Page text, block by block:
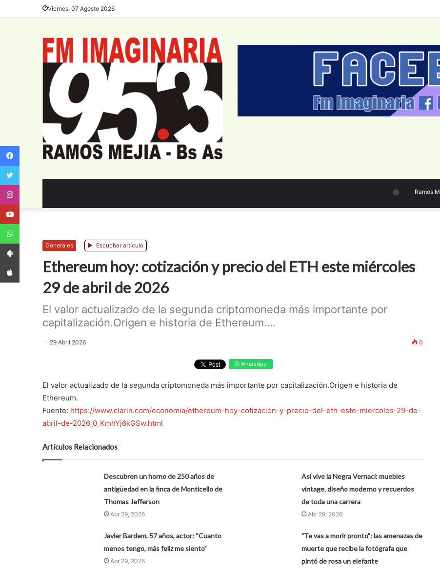
Viernes, 07 Agosto 2026
Ramos Mejía
Generales Escuchar artículo
Ethereum hoy: cotización y precio del ETH este miércoles
29 de abril de 2026
El valor actualizado de la segunda criptomoneda más importante por
capitalización.Origen e historia de Ethereum....
29 Abril 2026 0
WhatsApp
El valor actualizado de la segunda criptomoneda más importante por capitalización.Origen e historia de
Ethereum.
Fuente: https://www.clarin.com/economia/ethereum-hoy-cotizacion-y-precio-del-eth-este-miercoles-29-de-
abril-de-2026_0_KmhYj6kGSw.html
Artículos Relacionados
Descubren un horno de 250 años de
antigüedad en la finca de Monticello de
Thomas Jefferson
Abr 29, 2026
Así vive la Negra Vernaci: muebles
vintage, diseño moderno y recuerdos
de toda una carrera
Abr 29, 2026
Javier Bardem, 57 años, actor: “Cuanto
menos tengo, más feliz me siento”
Abr 29, 2026
"Te vas a morir pronto": las amenazas de
muerte que recibe la fotógrafa que
pintó de rosa un elefante
Facebook
App Android